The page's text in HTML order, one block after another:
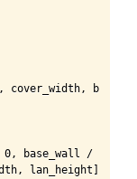
cover_width,
base_wall / 2 +
lan_height]);